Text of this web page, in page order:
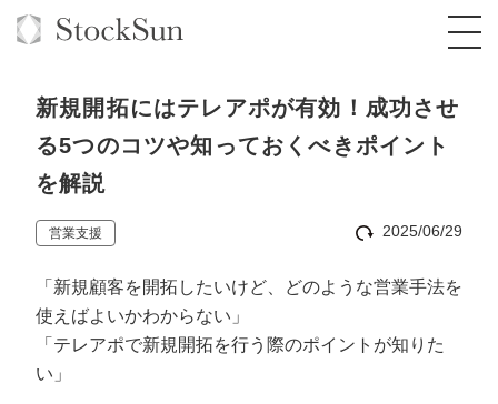
オーダーメイド支援
TOP
コンサルタント一覧
品質ガイドライン
BPO支援
定額制Webマーケティング代行『マキトルく
ん』
定額制営業代行『カリトルくん』
オリジナルサービス
格安でAI導入支援『あいのりAI』
実績
オンラインサロン
StockSun道場
新規開拓にはテレアポが有効！成功させ
る5つのコツや知っておくべきポイント
を解説
営業支援 2025/06/29
「新規顧客を開拓したいけど、どのような営業手法を
使えばよいかわからない」
「テレアポで新規開拓を行う際のポイントが知りた
い」